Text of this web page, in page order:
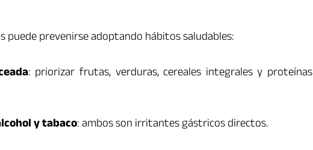
puede prevenirse adoptando hábitos saludables:
: priorizar frutas, verduras, cereales integrales y proteínas
y tabaco: ambos son irritantes gástricos directos.